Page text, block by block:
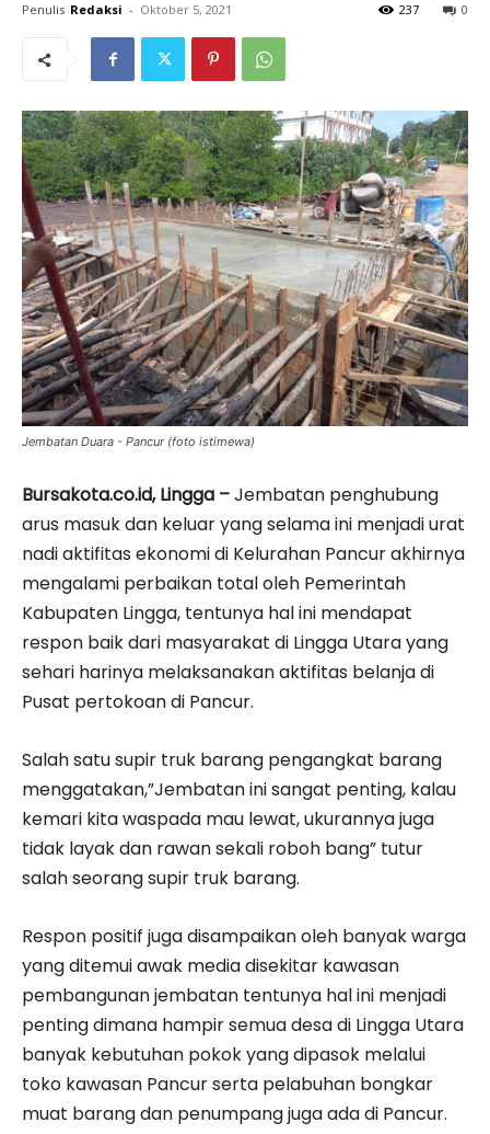
Penulis Redaksi - Oktober 5, 2021 0
237
Jembatan Duara - Pancur (foto istimewa)
Bursakota.co.id, Lingga –Jembatan penghubung
arus masuk dan keluar yang selama ini menjadi urat
nadi aktifitas ekonomi di Kelurahan Pancur akhirnya
mengalami perbaikan total oleh Pemerintah
Kabupaten Lingga, tentunya hal ini mendapat
respon baik dari masyarakat di Lingga Utara yang
sehari harinya melaksanakan aktifitas belanja di
Pusat pertokoan di Pancur.
Salah satu supir truk barang pengangkat barang
menggatakan,”Jembatan ini sangat penting, kalau
kemari kita waspada mau lewat, ukurannya juga
tidak layak dan rawan sekali roboh bang” tutur
salah seorang supir truk barang.
Respon positif juga disampaikan oleh banyak warga
yang ditemui awak media disekitar kawasan
pembangunan jembatan tentunya hal ini menjadi
penting dimana hampir semua desa di Lingga Utara
banyak kebutuhan pokok yang dipasok melalui
toko kawasan Pancur serta pelabuhan bongkar
muat barang dan penumpang juga ada di Pancur.